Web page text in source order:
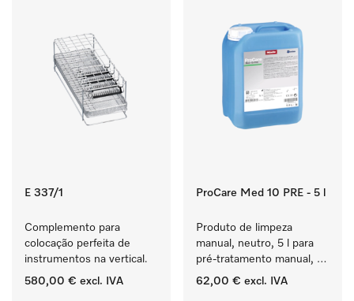
E 337/1
Complemento para
colocação perfeita de
instrumentos na vertical.
580,00 € excl. IVA
ProCare Med 10 PRE - 5 l
Produto de limpeza
manual, neutro, 5 l para
pré-tratamento manual,
ecológico.
62,00 € excl. IVA